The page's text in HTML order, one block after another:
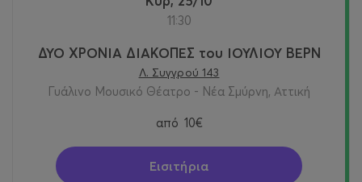
11:30
ΔΥΟ ΧΡΟΝΙΑ ΔΙΑΚΟΠΕΣ του ΙΟΥΛΙΟΥ ΒΕΡΝ
Λ. Συγγρού 143
Γυάλινο Μουσικό Θέατρο - Νέα Σμύρνη, Αττική
από 10€
Εισιτήρια